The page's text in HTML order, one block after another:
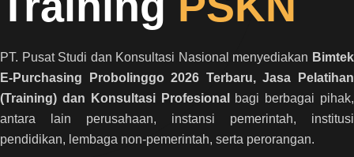
PT. Pusat Studi dan Konsultasi Nasional menyediakan Bimtek
E-Purchasing Probolinggo 2026 Terbaru, Jasa Pelatihan
(Training) dan Konsultasi Profesional
bagi berbagai pihak,
antara lain perusahaan, instansi pemerintah, institusi
pendidikan, lembaga non-pemerintah, serta perorangan.